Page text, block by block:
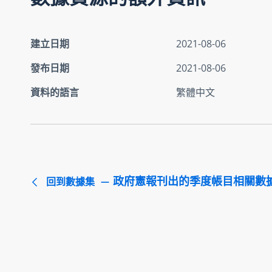
建立日期
2021-08-06
發布日期
2021-08-06
資料的語言
繁體中文
回到數據集 政府憲報刊出的季度帳目相關數